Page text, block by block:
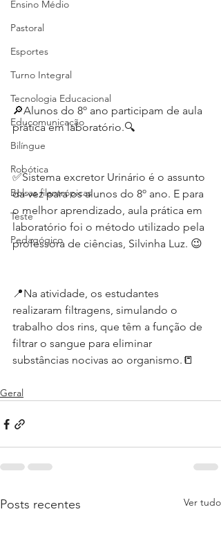
Ensino Médio
Pastoral
Esportes
Turno Integral
Tecnologia Educacional
Educomunicação
Bilíngue
Robótica
Bolsas filantrópicas
Teste
Pedagógico
🔎Alunos do 8º ano participam de aula
prática em laboratório.🔍
✅Sistema excretor Urinário é o assunto
da vez para os alunos do 8º ano. E para
o melhor aprendizado, aula prática em
laboratório foi o método utilizado pela
professora de ciências, Silvinha Luz. 😉
📍Na atividade, os estudantes
realizaram filtragens, simulando o
trabalho dos rins, que têm a função de
filtrar o sangue para eliminar
substâncias nocivas ao organismo.📒
Geral
Posts recentes Ver tudo